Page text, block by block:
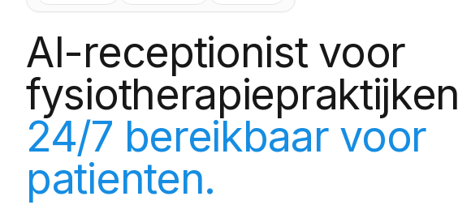
AI-receptionist voor
fysiotherapiepraktijken
24/7 bereikbaar voor
patienten.